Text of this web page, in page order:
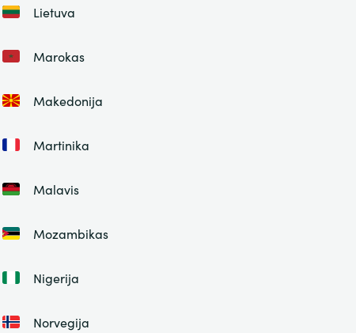
Lietuva
Marokas
Makedonija
Martinika
Malavis
Mozambikas
Nigerija
Norvegija